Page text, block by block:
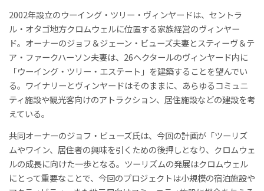
2002年設立のウーイング・ツリー・ヴィンヤードは、セントラ
ル・オタゴ地方クロムウェルに位置する家族経営のヴィンヤー
ド。オーナーのジョフ＆ジェーン・ビューズ夫妻とスティーヴ＆テ
ア・ファークハーソン夫妻は、26ヘクタールのヴィンヤード内に
「ウーイング・ツリー・エステート」を建築することを望んでい
る。ワイナリーとヴィンヤードはそのままに、あらゆるコミュニ
ティ施設や観光客向けのアトラクション、居住施設などの建設を考
えている。
共同オーナーのジョフ・ビューズ氏は、今回の計画が「ツーリズ
ムやワイン、居住者の興味を引くための後押しとなり、クロムウェ
ルの成長に向けた一歩となる。ツーリズムの発展はクロムウェル
にとって重要なことで、今回のプロジェクトは小規模の宿泊施設や